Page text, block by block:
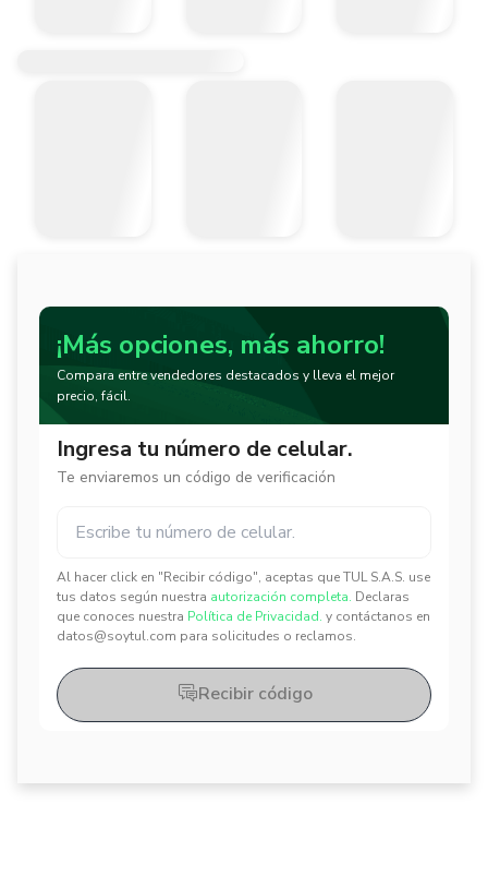
¡Más opciones, más ahorro!
Compara entre vendedores destacados y lleva el mejor
precio, fácil.
Ingresa tu número de celular.
Te enviaremos un código de verificación
Al hacer click en "Recibir código", aceptas que TUL S.A.S. use
tus datos según nuestra autorización completa. Declaras
que conoces nuestra Política de Privacidad. y contáctanos en
datos@soytul.com para solicitudes o reclamos.
✕
✕
Recibir código